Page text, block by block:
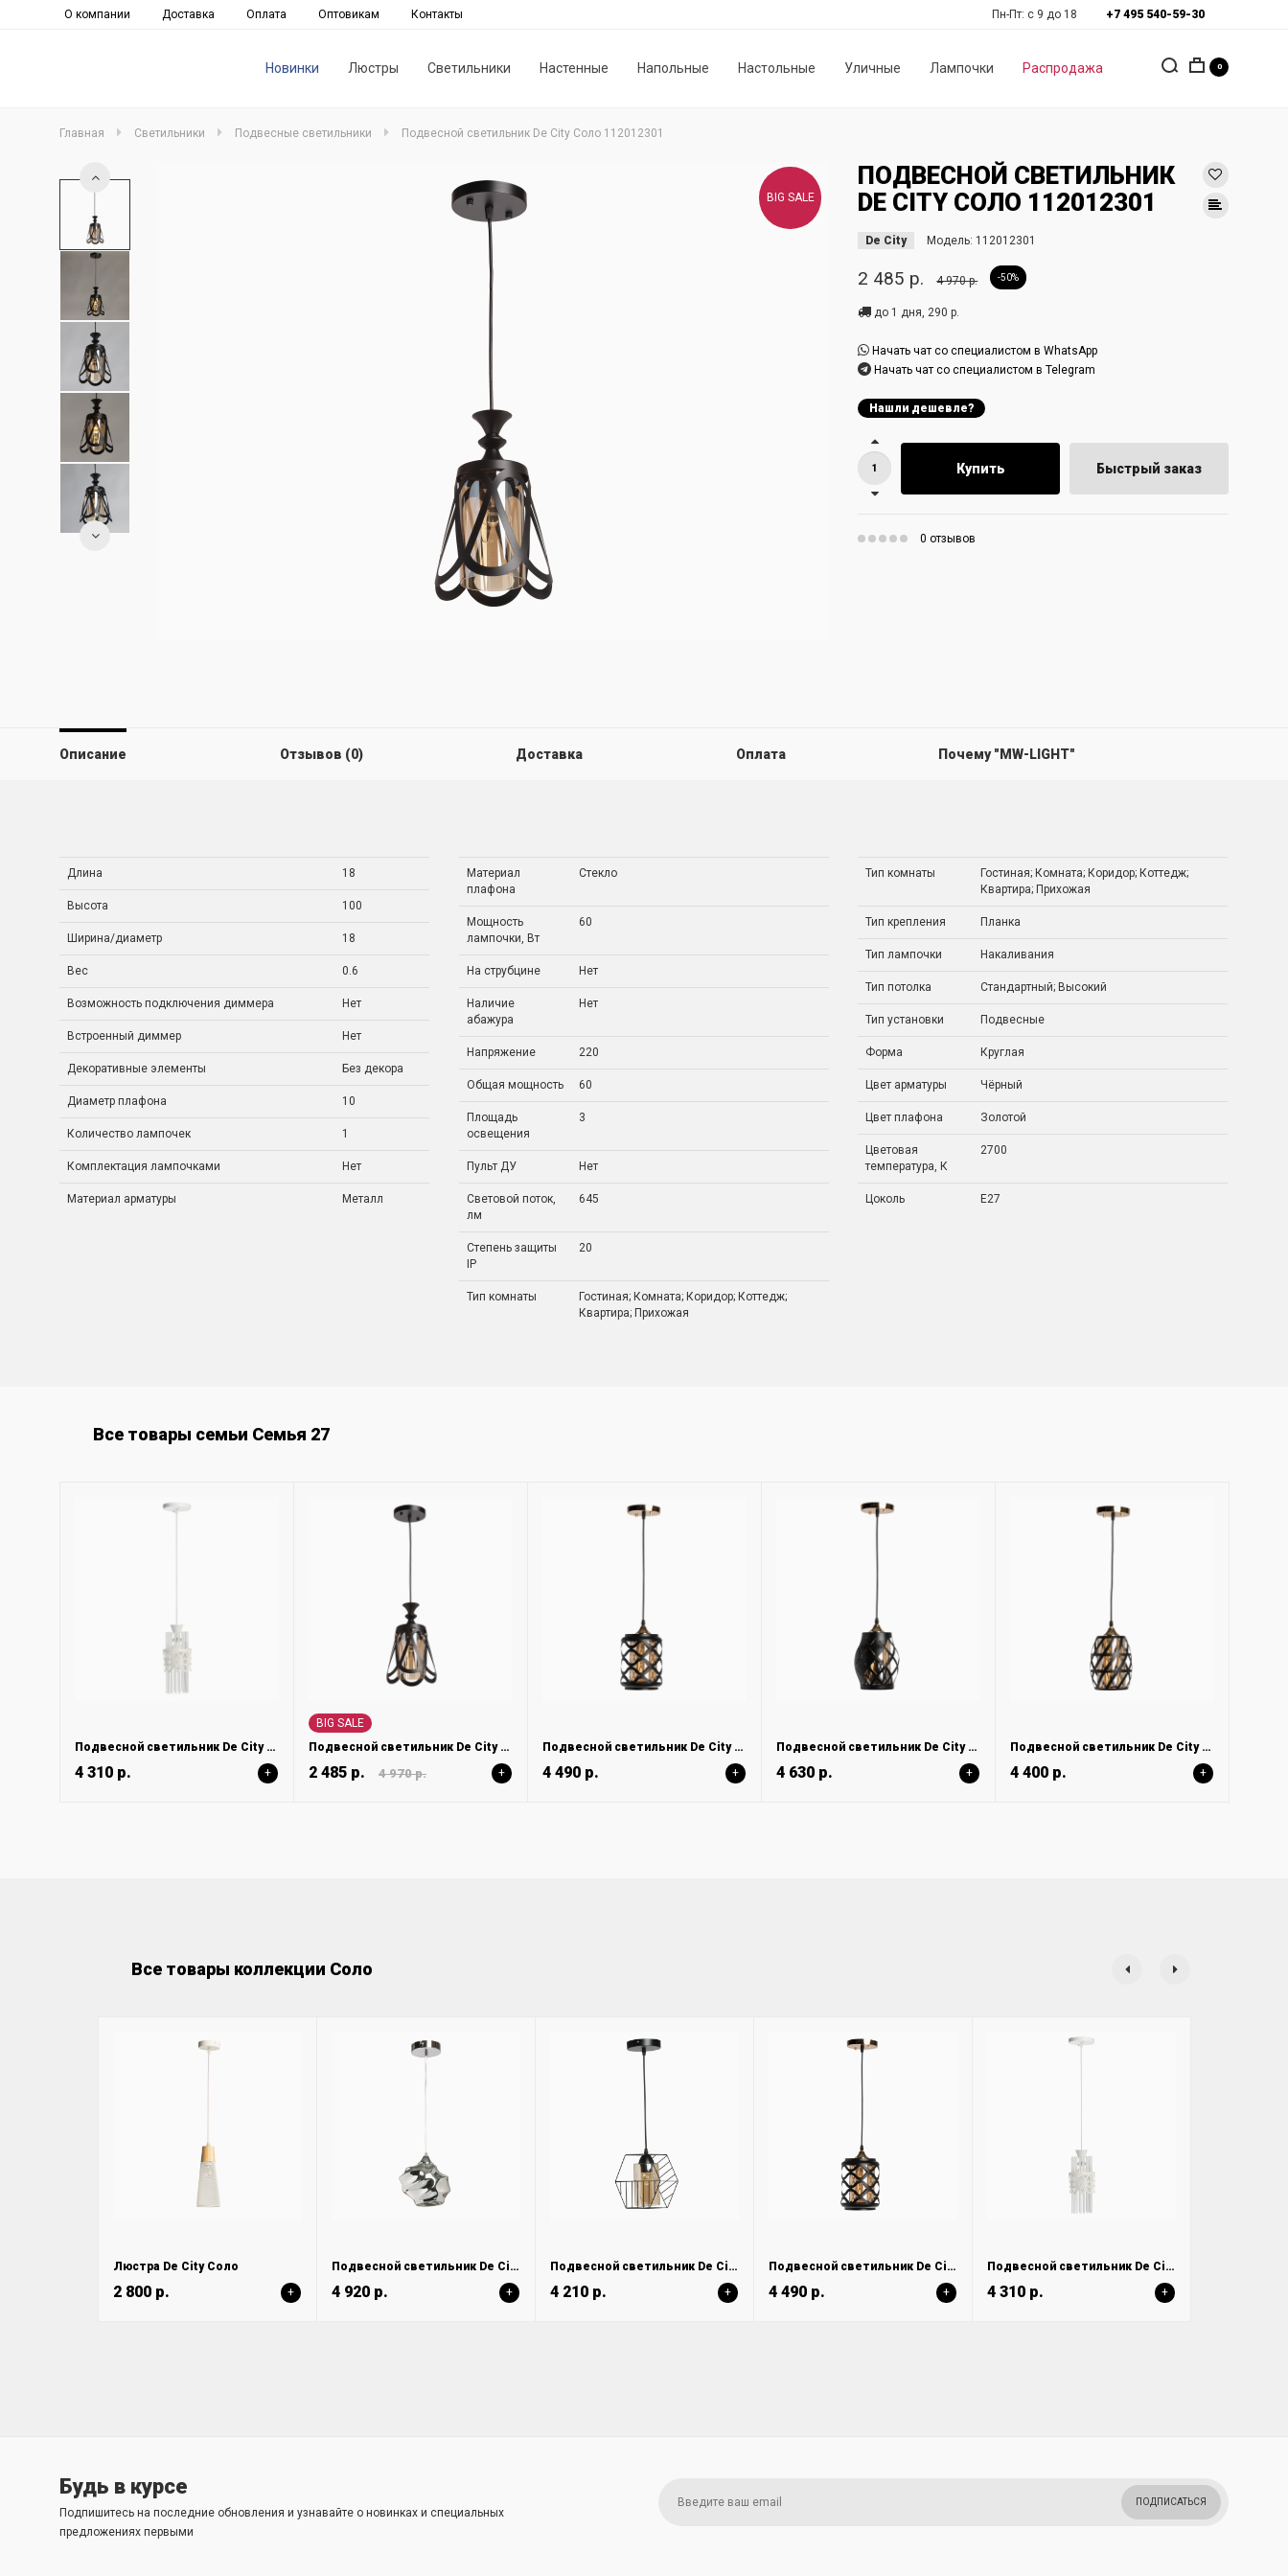
Новинки Люстры Светильники Настенные Напольные Настольные Уличные Лампочки Распродажа
О компании Доставка Оплата Оптовикам Контакты +7 495 540-59-30
Пн-Пт: с 9 до 18
0
Главная Светильники Подвесные светильники Подвесной светильник De City Соло 112012301
BIG SALE
ПОДВЕСНОЙ СВЕТИЛЬНИК
DE CITY СОЛО 112012301
De City Модель: 112012301
2 485 р. 4 970 р. -50%
до 1 дня, 290 р.
Начать чат со специалистом в WhatsApp
Начать чат со специалистом в Telegram
Нашли дешевле?
Купить Быстрый заказ
0 отзывов
Описание Отзывов (0) Доставка Оплата Почему "MW-LIGHT"
Длина 18
Высота 100
Ширина/диаметр 18
Вес 0.6
Возможность подключения диммера Нет
Встроенный диммер Нет
Декоративные элементы Без декора
Диаметр плафона 10
Количество лампочек 1
Комплектация лампочками Нет
Материал арматуры Металл
Материал
плафона
Стекло
Мощность
лампочки, Вт
60
На струбцине Нет
Наличие
абажура
Нет
Напряжение 220
Общая мощность 60
Площадь
освещения
3
Пульт ДУ Нет
Световой поток,
лм
645
Степень защиты
IP
20
Тип комнаты
Гостиная; Комната; Коридор; Коттедж;
Квартира; Прихожая
Тип комнаты
Гостиная; Комната; Коридор; Коттедж;
Квартира; Прихожая
Тип крепления Планка
Тип лампочки Накаливания
Тип потолка Стандартный; Высокий
Тип установки Подвесные
Форма Круглая
Цвет арматуры Чёрный
Цвет плафона Золотой
Цветовая
температура, К
2700
Цоколь E27
Все товары семьи Семья 27
Подвесной светильник De City Соло 112010801
4 310 р. +
BIG SALE
Подвесной светильник De City Соло 112012301
2 485 р. 4 970 р. +
Подвесной светильник De City Соло 112011201
4 490 р. +
Подвесной светильник De City Соло 112011301
4 630 р. +
Подвесной светильник De City Соло 112011401
4 400 р. +
Все товары коллекции Соло
Люстра De City Соло
2 800 р. +
Подвесной светильник De City Соло 112011101
4 920 р. +
Подвесной светильник De City Соло 112012701
4 210 р. +
Подвесной светильник De City Соло 112011201
4 490 р. +
Подвесной светильник De City Соло 112010801
4 310 р. +
Будь в курсе
Подпишитесь на последние обновления и узнавайте о новинках и специальных
предложениях первыми
ПОДПИСАТЬСЯ